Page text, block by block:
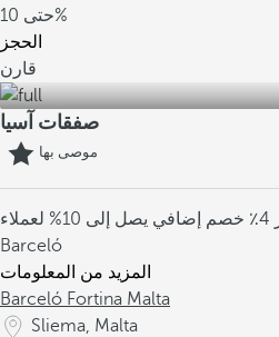
حتى10%
الحجز
قارن
صفقات آسيا
موصى بها
خصم إضافي يصل إلى 10% لعملاء My
Barceló
المزيد من المعلومات
Barceló Fortina Malta
Sliema, Malta